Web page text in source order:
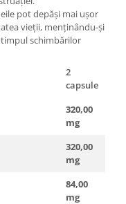
pot depăși mai ușor
vieții, menținându-și
schimbărilor
2
capsule
320,00
mg
320,00
mg
84,00
mg